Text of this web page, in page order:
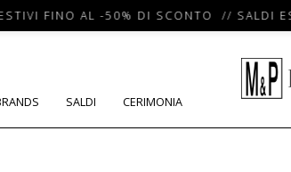
FINO AL -50% DI SCONTO // SALDI
SALDI CERIMONIA